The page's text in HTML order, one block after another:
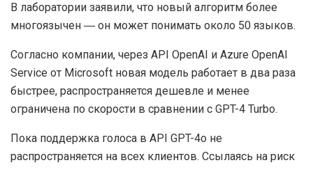
В лаборатории заявили, что новый алгоритм более
многоязычен ― он может понимать около 50 языков.
Согласно компании, через API OpenAI и Azure OpenAI
Service от Microsoft новая модель работает в два раза
быстрее, распространяется дешевле и менее
ограничена по скорости в сравнении с GPT-4 Turbo.
Пока поддержка голоса в API GPT-4o не
распространяется на всех клиентов. Ссылаясь на риск